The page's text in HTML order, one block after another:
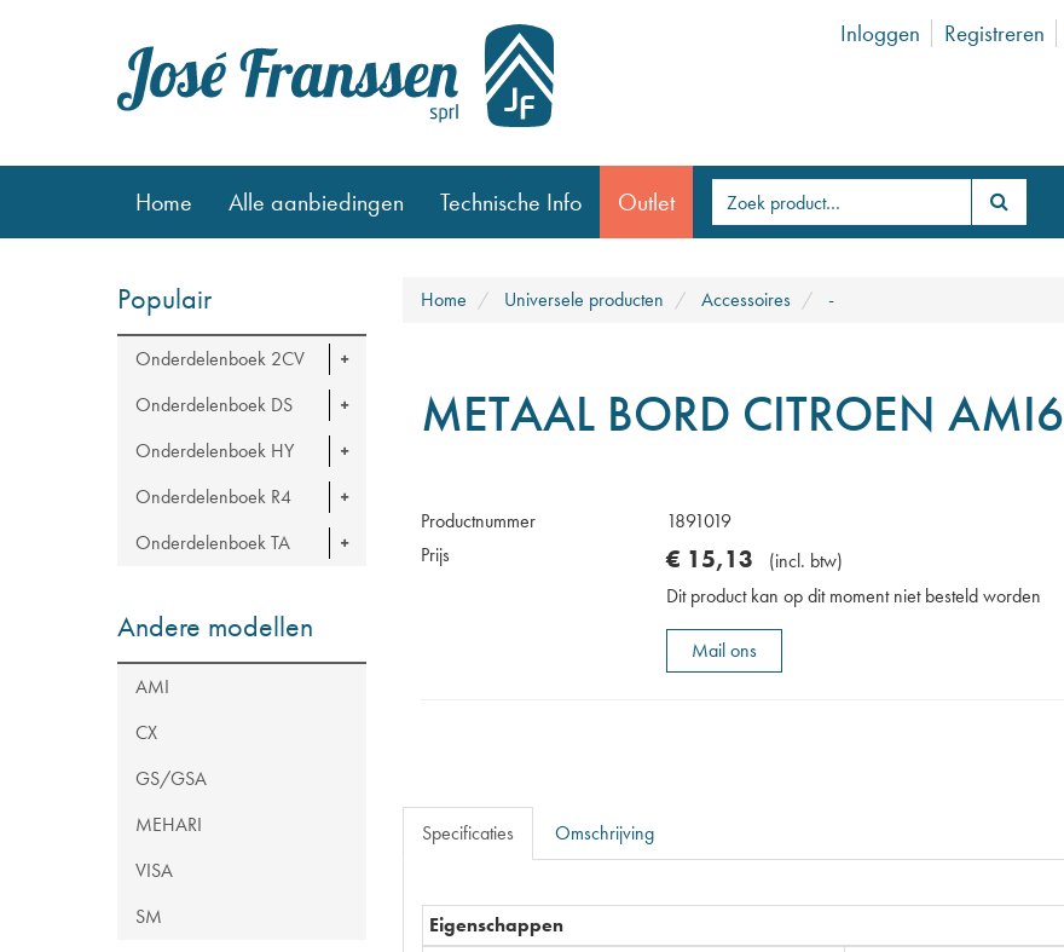
Inloggen Registreren
Home Alle aanbiedingen Technische Info Outlet
Populair
Onderdelenboek 2CV
Onderdelenboek DS
Onderdelenboek HY
Onderdelenboek R4
Onderdelenboek TA
Andere modellen
AMI
CX
GS/GSA
MEHARI
VISA
SM
Home Universele producten Accessoires -
METAAL BORD CITROEN AMI6
Productnummer
1891019
Prijs
€ 15,13 (incl. btw)
Dit product kan op dit moment niet besteld worden
Mail ons
Specificaties Omschrijving
Eigenschappen